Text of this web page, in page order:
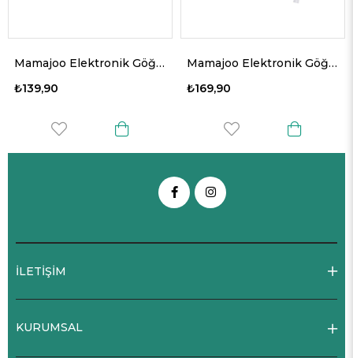
Mamajoo Elektronik Göğüs Pompası Sağım Kiti Silikon Valf Kapağı / 2 Adet
₺139,90
Mamajoo Elektronik Göğüs Pompası Silikon Hava Tüpü
₺169,90
İLETİŞİM
KURUMSAL